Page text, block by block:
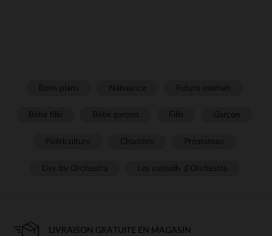
LIVRAISON GRATUITE EN MAGASIN